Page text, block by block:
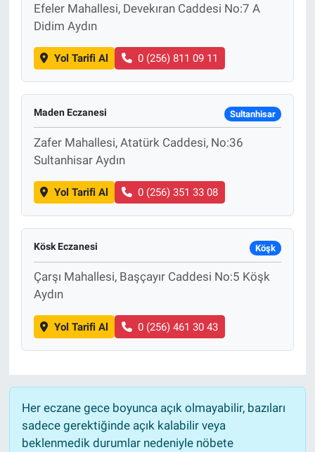
Efeler Mahallesi, Devekıran Caddesi No:7 A
Didim Aydın
Yol Tarifi Al 0 (256) 811 09 11
Maden Eczanesi Sultanhisar
Zafer Mahallesi, Atatürk Caddesi, No:36
Sultanhisar Aydın
Yol Tarifi Al 0 (256) 351 33 08
Kösk Eczanesi Köşk
Çarşı Mahallesi, Başçayır Caddesi No:5 Köşk
Aydın
Yol Tarifi Al 0 (256) 461 30 43
Her eczane gece boyunca açık olmayabilir, bazıları
sadece gerektiğinde açık kalabilir veya
beklenmedik durumlar nedeniyle nöbete